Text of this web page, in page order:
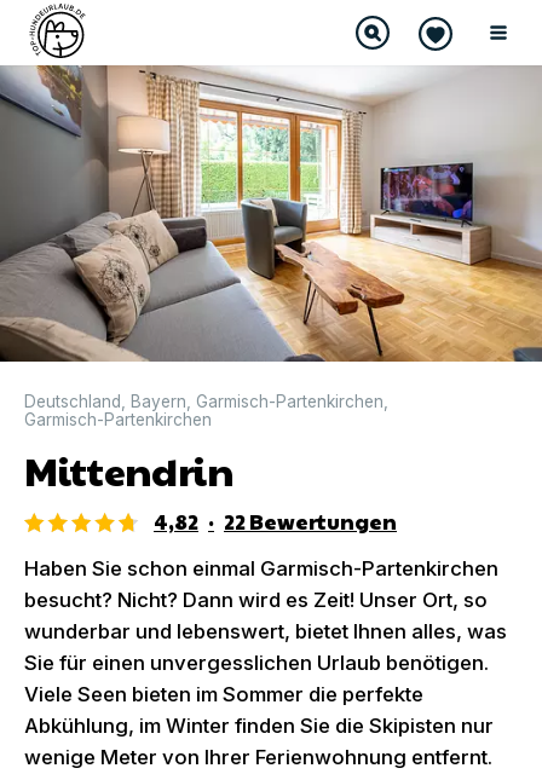
DIREKT BUCHBAR
Deutschland Bayern Garmisch-Partenkirchen
Garmisch-Partenkirchen
Mittendrin
4,82 · 22Bewertungen
Haben Sie schon einmal Garmisch-Partenkirchen
besucht? Nicht? Dann wird es Zeit! Unser Ort, so
wunderbar und lebenswert, bietet Ihnen alles, was
Sie für einen unvergesslichen Urlaub benötigen.
Viele Seen bieten im Sommer die perfekte
Abkühlung, im Winter finden Sie die Skipisten nur
wenige Meter von Ihrer Ferienwohnung entfernt.